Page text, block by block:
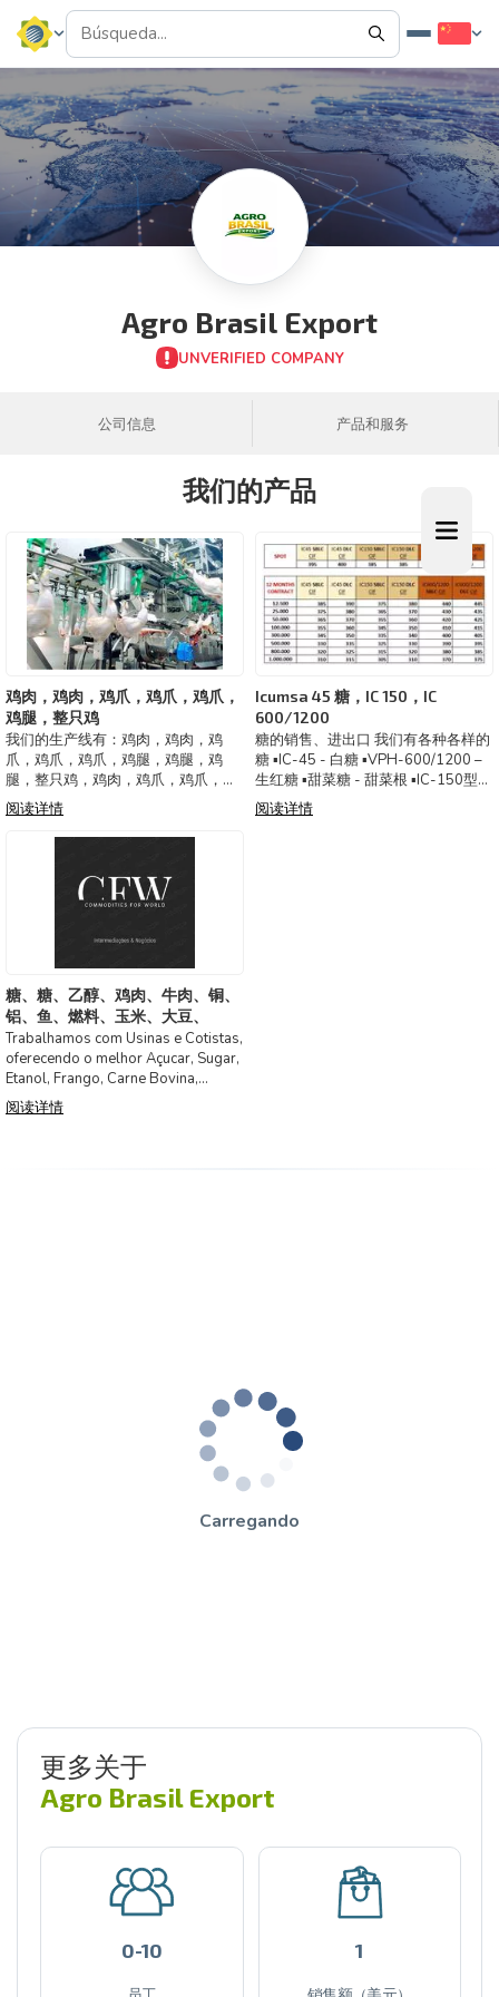
Agro Brasil Export
UNVERIFIED COMPANY
公司信息 产品和服务
我们的产品
鸡肉，鸡肉，鸡爪，鸡爪，鸡爪，
鸡腿，整只鸡
我们的生产线有：鸡肉，鸡肉，鸡
爪，鸡爪，鸡爪，鸡腿，鸡腿，鸡
腿，整只鸡，鸡肉，鸡爪，鸡爪，鸡
腿，鸡大腿，鸡大腿，整只鸡，鸡
肉，鸡爪，鸡爪，鸡爪，鸡爪， 鸡爪
鸡大腿，鸡大腿，整只鸡，鸡，鸡，
鸡，鸡，鸡，鸡爪，
阅读详情
Icumsa 45 糖，IC 150，IC
600/1200
糖的销售、进出口 我们有各种各样的
糖 ▪️IC-45 - 白糖 ▪️VPH-600/1200 –
生红糖 ▪️甜菜糖 - 甜菜根 ▪️IC-150型
我们与配额持有者合作 FOB & CIF货
运 我们从 12.500MT 起🌏运送任何地
阅读详情
糖、糖、乙醇、鸡肉、牛肉、铜、
铝、鱼、燃料、玉米、大豆、
Trabalhamos com Usinas e Cotistas,
oferecendo o melhor Açucar, Sugar,
Etanol, Frango, Carne Bovina,
Cobre, Alumínio, Pei
阅读详情
Carregando
更多关于
Agro Brasil Export
0-10 1